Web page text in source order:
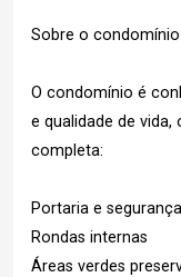
Sobre o
O condomínio é
e qualidade de
completa:
Portaria e
Rondas internas
Áreas verdes